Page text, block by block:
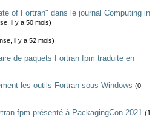
of Fortran" dans le journal Computing in
il y a 50 mois)
il y a 52 mois)
de paquets Fortran fpm traduite en
les outils Fortran sous Windows (0
fpm présenté à PackagingCon 2021 (1